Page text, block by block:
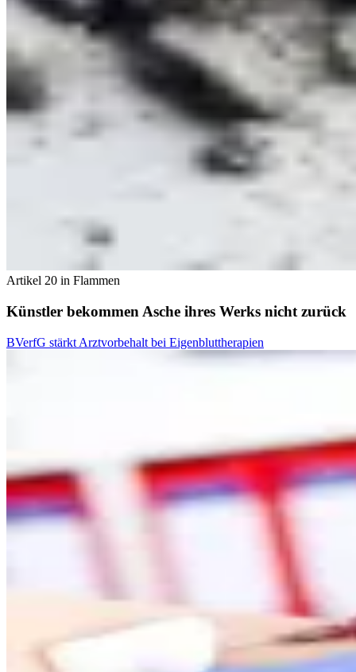
Artikel 20 in Flammen
Künstler bekommen Asche ihres Werks nicht zurück
BVerfG stärkt Arztvorbehalt bei Eigenbluttherapien